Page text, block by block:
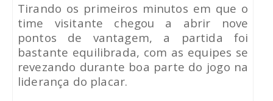
Tirando os primeiros minutos em que o
time visitante chegou a abrir nove
pontos de vantagem, a partida foi
bastante equilibrada, com as equipes se
revezando durante boa parte do jogo na
liderança do placar.